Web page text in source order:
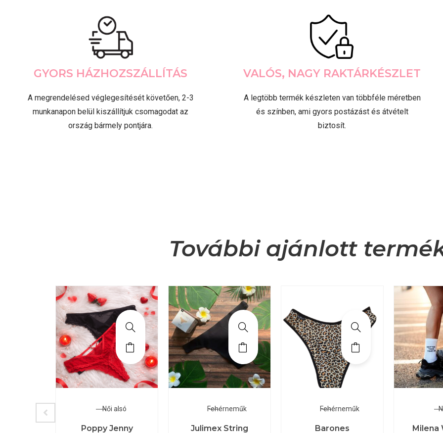
GYORS HÁZHOZSZÁLLÍTÁS
A megrendelésed véglegesítését követően, 2-3
munkanapon belül kiszállítjuk csomagodat az
ország bármely pontjára.
VALÓS, NAGY RAKTÁRKÉSZLET
A legtöbb termék készleten van többféle méretben
és színben, ami gyors postázást és átvételt
biztosít.
További ajánlott
Női alsó
Poppy Jenny
Fehérneműk
Julimex String
Fehérneműk
Barones
Milena